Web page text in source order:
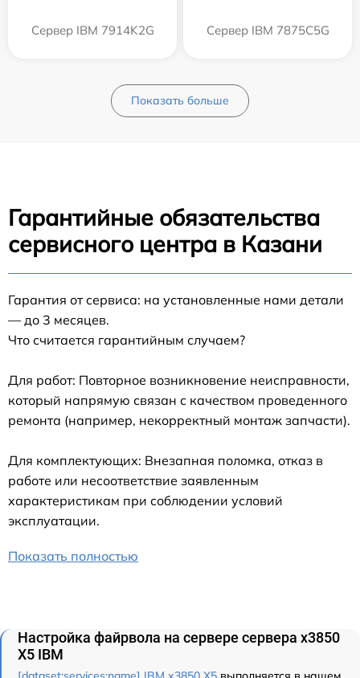
Сервер IBM 7914K2G Сервер IBM 7875C5G
Показать больше
Гарантийные обязательства
сервисного центра в Казани
Гарантия от сервиса: на установленные нами детали
— до 3 месяцев.
Что считается гарантийным случаем?
Для работ: Повторное возникновение неисправности,
который напрямую связан с качеством проведенного
ремонта (например, некорректный монтаж запчасти).
Для комплектующих: Внезапная поломка, отказ в
работе или несоответствие заявленным
характеристикам при соблюдении условий
эксплуатации.
Показать полностью
Настройка файрвола на сервере сервера x3850
X5 IBM